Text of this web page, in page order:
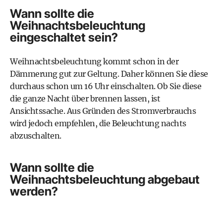
Wann sollte die
Weihnachtsbeleuchtung
eingeschaltet sein?
Weihnachtsbeleuchtung kommt schon in der
Dämmerung gut zur Geltung. Daher können Sie diese
durchaus schon um 16 Uhr einschalten. Ob Sie diese
die ganze Nacht über brennen lassen, ist
Ansichtssache. Aus Gründen des Stromverbrauchs
wird jedoch empfehlen, die Beleuchtung nachts
abzuschalten.
Wann sollte die
Weihnachtsbeleuchtung abgebaut
werden?